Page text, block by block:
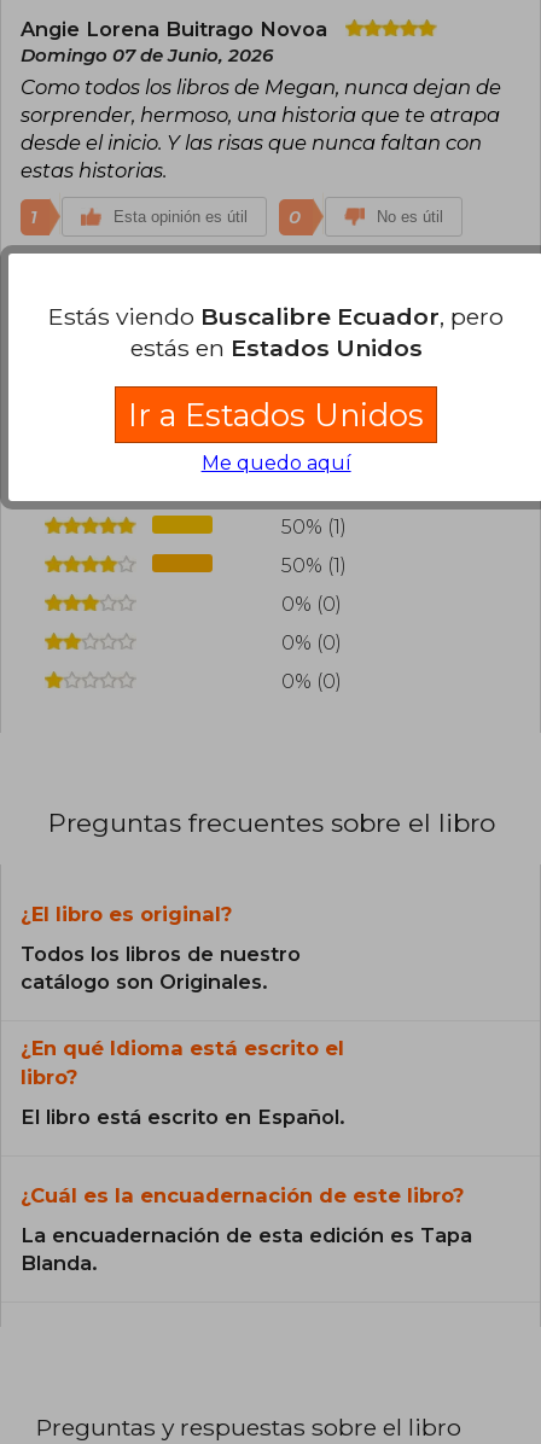
dije.
Pídeme lo que quieras, su debut en el género
erótico, fue premiada con las Tres Plumas a la
mejor novela erótica que otorga el Premio
Pasión por la Novela Romántica.
Megan Maxwell vive en un precioso pueblo de
Madrid, en compañía de su marido, sus hijos, su
perro Drako y sus gatos Romeo y Julieta.
Angie Lorena Buitrago Novoa
Domingo 07 de Junio, 2026
Como todos los libros de Megan, nunca dejan de
sorprender, hermoso, una historia que te atrapa
desde el inicio. Y las risas que nunca faltan con
estas historias.
1 Esta opinión es útil 0 No es útil
Parece interesante
agregar tu propia evaluación.
50% (1)
50% (1)
0% (0)
0% (0)
0% (0)
Preguntas frecuentes sobre el libro
¿El libro es original?
Todos los libros de nuestro
catálogo son Originales.
¿En qué Idioma está escrito el
libro?
El libro está escrito en Español.
¿Cuál es la encuadernación de este libro?
La encuadernación de esta edición es Tapa
Blanda.
Preguntas y respuestas sobre el libro
Estás viendo Buscalibre Ecuador, pero
estás en Estados Unidos
Ir a Estados Unidos
Me quedo aquí